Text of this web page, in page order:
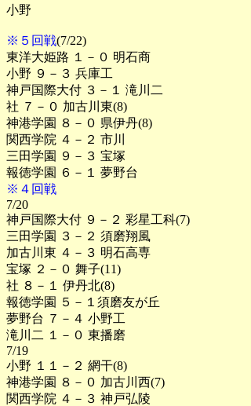
小野
※５回戦(7/22)
東洋大姫路 １－０ 明石商
小野 ９－３ 兵庫工
神戸国際大付 ３－１ 滝川二
社 ７－０ 加古川東(8)
神港学園 ８－０ 県伊丹(8)
関西学院 ４－２ 市川
三田学園 ９－３ 宝塚
報徳学園 ６－１ 夢野台
※４回戦
7/20
神戸国際大付 ９－２ 彩星工科(7)
三田学園 ３－２ 須磨翔風
加古川東 ４－３ 明石高専
宝塚 ２－０ 舞子(11)
社 ８－１ 伊丹北(8)
報徳学園 ５－１須磨友が丘
夢野台 ７－４ 小野工
滝川二 １－０ 東播磨
7/19
小野 １１－２ 網干(8)
神港学園 ８－０ 加古川西(7)
関西学院 ４－３ 神戸弘陵